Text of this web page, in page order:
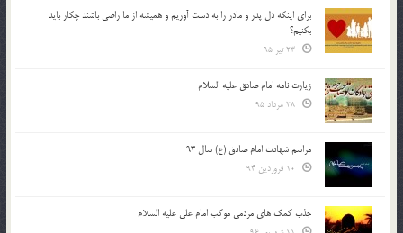
براي اينكه دل پدر و مادر را به دست آوريم و هميشه از ما راضي باشند چكار بايد
بكنيم؟
زیارت نامه امام صادق علیه السلام
مراسم شهادت امام صادق (ع) سال 93
جذب کمک های مردمی موکب امام علی علیه السلام